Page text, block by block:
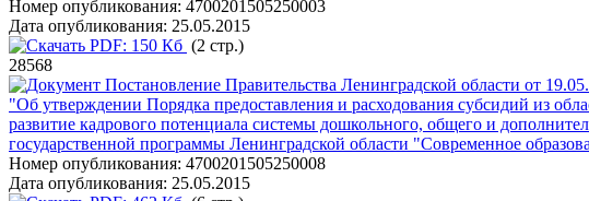
Номер опубликования: 4700201505250003
Дата опубликования: 25.05.2015
PDF: 150 Кб (2 стр.)
28568
Постановление Правительства Ленинградской области от
"Об утверждении Порядка предоставления и расходования субсидий из
развитие кадрового потенциала системы дошкольного, общего и
государственной программы Ленинградской области "Современное
Номер опубликования: 4700201505250008
Дата опубликования: 25.05.2015